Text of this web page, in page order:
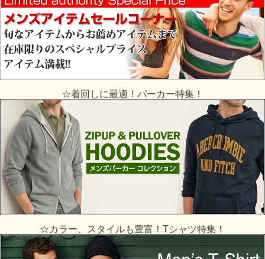
☆着回しに最適！パーカー特集！
☆カラー、スタイルも豊富！Tシャツ特集！